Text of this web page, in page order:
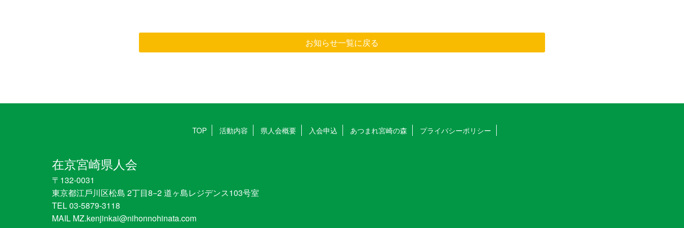
お知らせ一覧に戻る
TOP 活動内容 県人会概要 入会申込 あつまれ宮崎の森 プライバシーポリシー
在京宮崎県人会
〒132-0031
東京都江戶川区松島 2丁目8−2 道ヶ島レジデンス103号室
TEL 03-5879-3118
MAIL MZ.kenjinkai@nihonnohinata.com